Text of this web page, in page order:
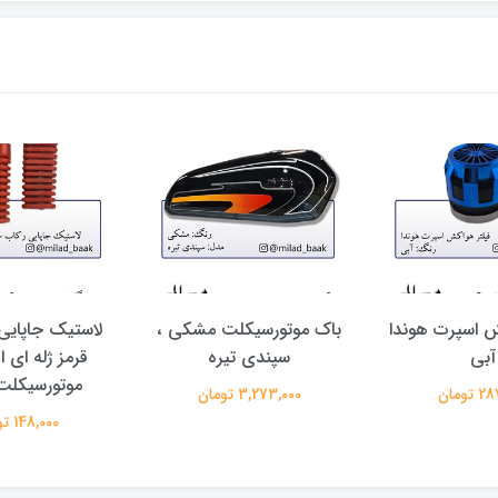
اسپرت هوندا
آبی
باک موتورسیکلت مشکی ،
سپندی تیره
3,273,000 تومان
لاستیک
قرمز ژله
148,000 تومان